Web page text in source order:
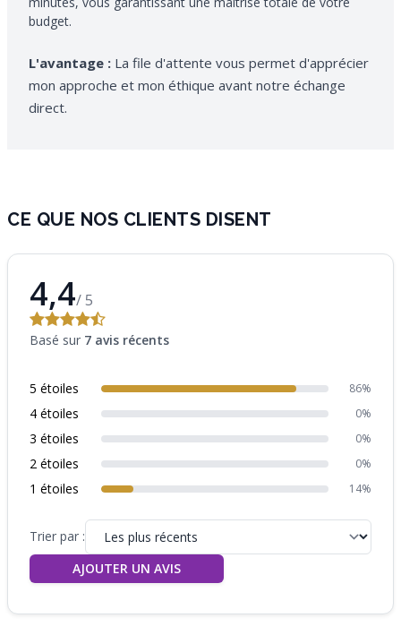
budget.
L'avantage : La file d'attente vous permet d'apprécier
mon approche et mon éthique avant notre échange
direct.
CE QUE NOS CLIENTS DISENT
4,4/ 5
Basé sur 7 avis récents
5 étoiles 86%
4 étoiles 0%
3 étoiles 0%
2 étoiles 0%
1 étoiles 14%
Trier par :
AJOUTER UN AVIS